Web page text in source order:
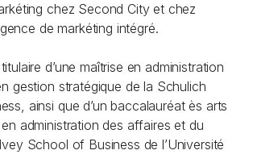
chez Second City et chez
de markéting intégré.
d’une maîtrise en administration
gestion stratégique de la Schulich
ainsi que d’un baccalauréat ès arts
administration des affaires et du
School of Business de l’Université